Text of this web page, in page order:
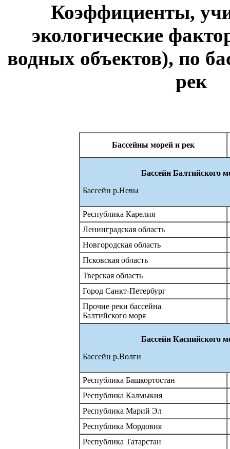
Коэффициенты,
экологические
водных объектов), по
рек
Бассейны морей и рек
Бассейн Балтийского
Бассейн р.Невы
Республика Карелия
Ленинградская область
Новгородская область
Псковская область
Тверская область
Город Санкт-Петербург
Прочие реки бассейна
Балтийского моря
Бассейн Каспийского
Бассейн р.Волги
Республика Башкортостан
Республика Калмыкия
Республика Марий Эл
Республика Мордовия
Республика Татарстан